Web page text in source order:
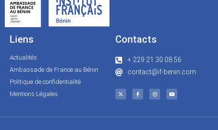
Liens
Actualités
Ambassade de France au Bénin
Politique de confidentialité
Mentions Légales
Contacts
+ 229 21 30 08 56
contact@if-benin.com